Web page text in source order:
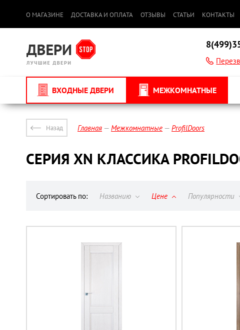
О МАГАЗИНЕ ДОСТАВКА И ОПЛАТА ОТЗЫВЫ СТАТЬИ КОНТАКТЫ
ВХОДНЫЕ ДВЕРИ МЕЖКОМНАТНЫЕ
Назад Главная Межкомнатные ProfilDoors
СЕРИЯ XN КЛАССИКА
Сортировать по: Названию Цене Популярности